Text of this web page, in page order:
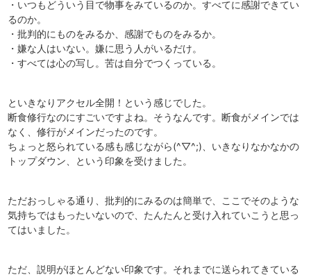
・いつもどういう目で物事をみているのか。すべてに感謝できてい
るのか。
・批判的にものをみるか、感謝でものをみるか。
・嫌な人はいない。嫌に思う人がいるだけ。
・すべては心の写し。苦は自分でつくっている。
といきなりアクセル全開！という感じでした。
断食修行なのにすごいですよね。そうなんです。断食がメインでは
なく、修行がメインだったのです。
ちょっと怒られている感も感じながら(^▽^;)、いきなりなかなかの
トップダウン、という印象を受けました。
ただおっしゃる通り、批判的にみるのは簡単で、ここでそのような
気持ちではもったいないので、たんたんと受け入れていこうと思っ
てはいました。
ただ、説明がほとんどない印象です。それまでに送られてきている